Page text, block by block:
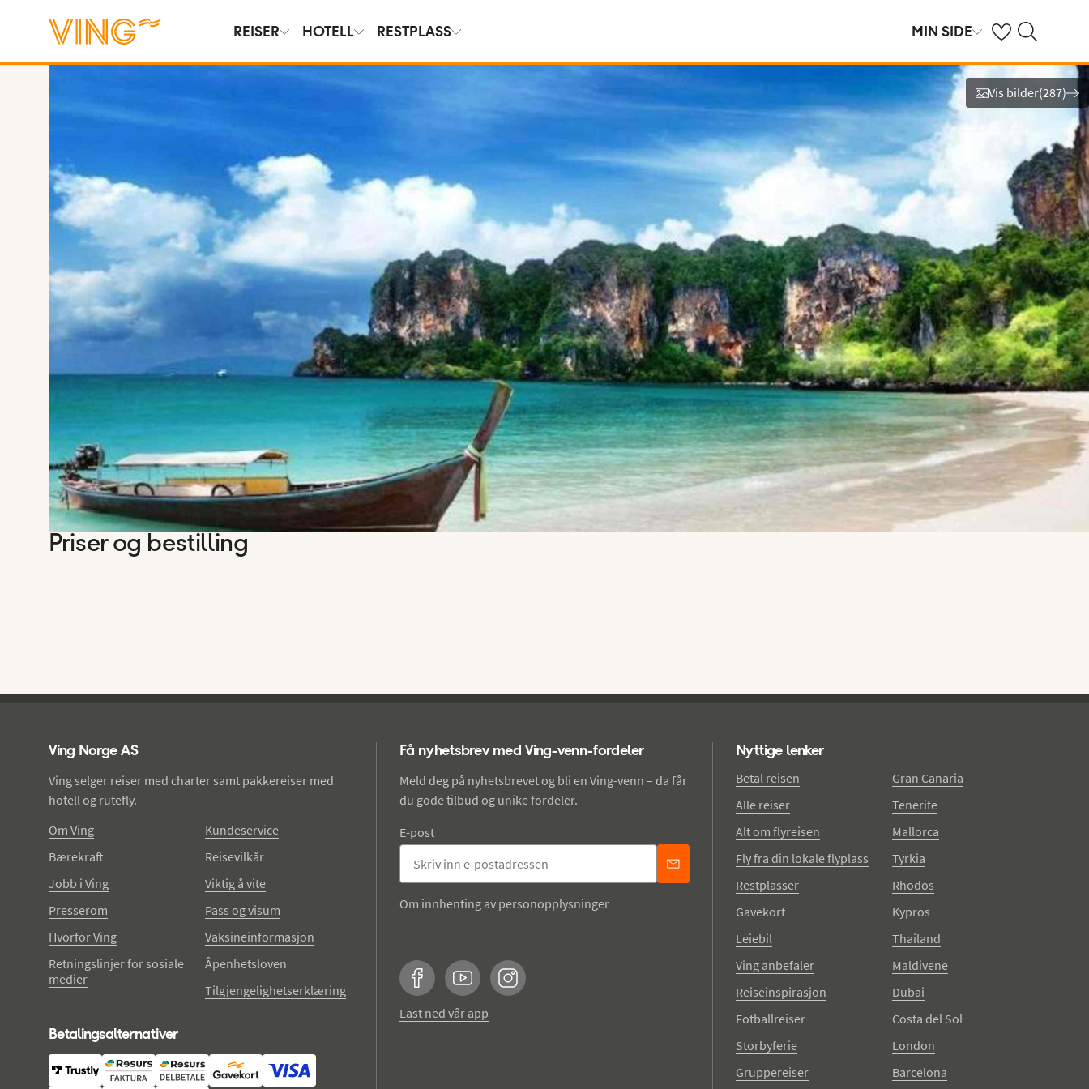
REISER HOTELL RESTPLASS MIN SIDE Se dine sparte
Søk på ving.no
Vis bilder
Vis bilder(287)
Priser og bestilling
Ving Norge AS
Ving selger reiser med charter samt pakkereiser med
hotell og rutefly.
Om Ving
Bærekraft
Jobb i Ving
Presserom
Hvorfor Ving
Retningslinjer for sosiale
medier
Kundeservice
Reisevilkår
Viktig å vite
Pass og visum
Vaksineinformasjon
Åpenhetsloven
Tilgjengelighetserklæring
Betalingsalternativer
Få nyhetsbrev med Ving-venn-fordeler
Meld deg på nyhetsbrevet og bli en Ving-venn – da får
du gode tilbud og unike fordeler.
E-post
Om innhenting av personopplysninger
FacebookYouTubeInstagram
Last ned vår app
Nyttige lenker
Betal reisen
Alle reiser
Alt om flyreisen
Fly fra din lokale flyplass
Restplasser
Gavekort
Leiebil
Ving anbefaler
Reiseinspirasjon
Fotballreiser
Storbyferie
Gruppereiser
Gran Canaria
Tenerife
Mallorca
Tyrkia
Rhodos
Kypros
Thailand
Maldivene
Dubai
Costa del Sol
London
Barcelona